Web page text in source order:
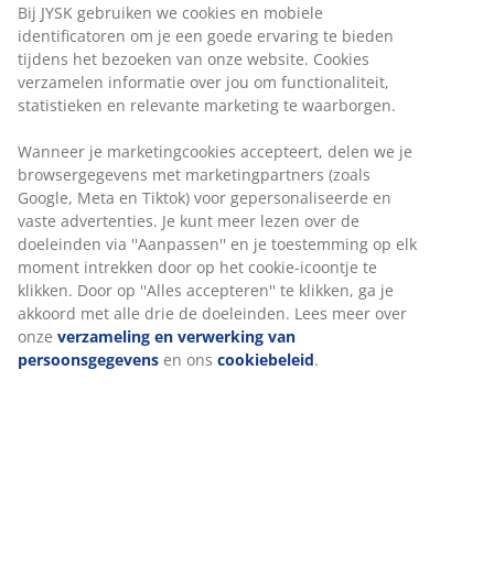
Snijmes
Servetten
Theedoeken
Zout en peper
Vuilniszak voor het afval
EVERYDAY LOW
PRICE
Bij JYSK gebruiken we cookies en mobiele
identificatoren om je een goede ervaring te bieden
tijdens het bezoeken van onze website. Cookies
verzamelen informatie over jou om functionaliteit,
statistieken en relevante marketing te waarborgen.
Wanneer je marketingcookies accepteert, delen we je
browsergegevens met marketingpartners (zoals
Google, Meta en Tiktok) voor gepersonaliseerde en
vaste advertenties. Je kunt meer lezen over de
doeleinden via ''Aanpassen'' en je toestemming op elk
moment intrekken door op het cookie-icoontje te
klikken. Door op ''Alles accepteren'' te klikken, ga je
akkoord met alle drie de doeleinden. Lees meer over
onze verzameling en verwerking van
persoonsgegevens en ons cookiebeleid.